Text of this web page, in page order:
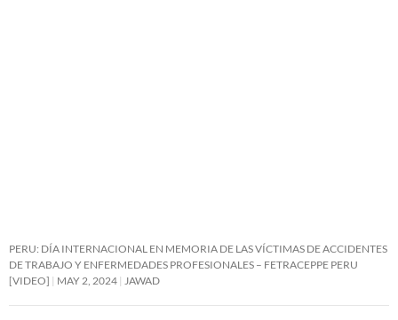
PERU: DÍA INTERNACIONAL EN MEMORIA DE LAS VÍCTIMAS DE ACCIDENTES
DE TRABAJO Y ENFERMEDADES PROFESIONALES – FETRACEPPE PERU
[VIDEO]
MAY 2, 2024 JAWAD